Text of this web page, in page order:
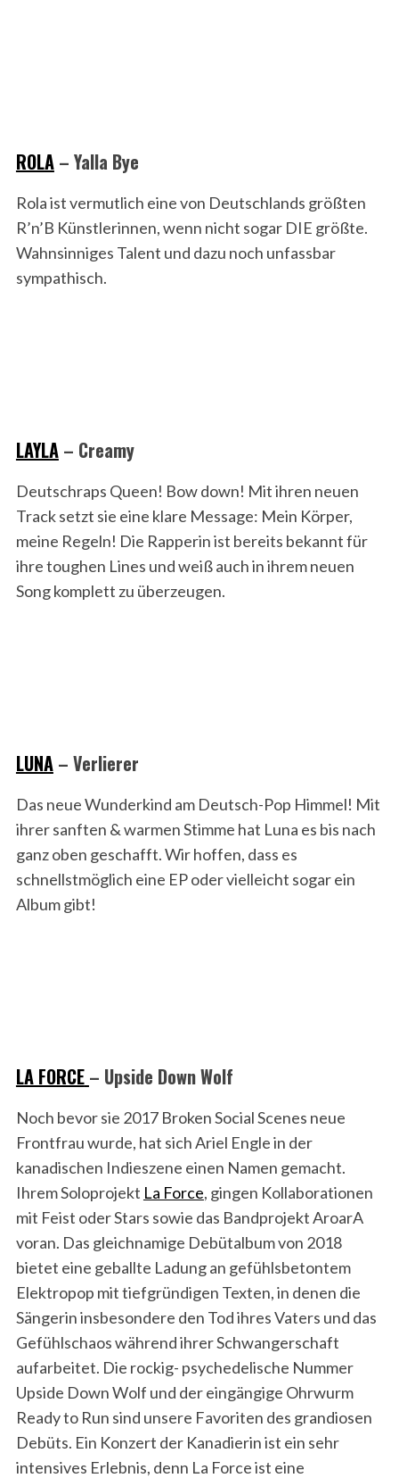
ROLA– Yalla Bye
Rola ist vermutlich eine von Deutschlands größten
R’n’B Künstlerinnen, wenn nicht sogar DIE größte.
Wahnsinniges Talent und dazu noch unfassbar
sympathisch.
LAYLA– Creamy
Deutschraps Queen! Bow down! Mit ihren neuen
Track setzt sie eine klare Message: Mein Körper,
meine Regeln! Die Rapperin ist bereits bekannt für
ihre toughen Lines und weiß auch in ihrem neuen
Song komplett zu überzeugen.
LUNA– Verlierer
Das neue Wunderkind am Deutsch-Pop Himmel! Mit
ihrer sanften & warmen Stimme hat Luna es bis nach
ganz oben geschafft. Wir hoffen, dass es
schnellstmöglich eine EP oder vielleicht sogar ein
Album gibt!
LA FORCE – Upside Down Wolf
Noch bevor sie 2017 Broken Social Scenes neue
Frontfrau wurde, hat sich Ariel Engle in der
kanadischen Indieszene einen Namen gemacht.
Ihrem Soloprojekt La Force, gingen Kollaborationen
mit Feist oder Stars sowie das Bandprojekt AroarA
voran. Das gleichnamige Debütalbum von 2018
bietet eine geballte Ladung an gefühlsbetontem
Elektropop mit tiefgründigen Texten, in denen die
Sängerin insbesondere den Tod ihres Vaters und das
Gefühlschaos während ihrer Schwangerschaft
aufarbeitet. Die rockig- psychedelische Nummer
Upside Down Wolf und der eingängige Ohrwurm
Ready to Run sind unsere Favoriten des grandiosen
Debüts. Ein Konzert der Kanadierin ist ein sehr
intensives Erlebnis, denn La Force ist eine